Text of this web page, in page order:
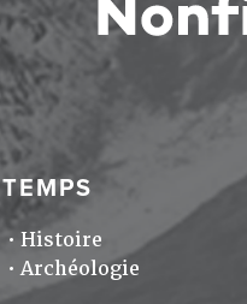
TEMPS
Histoire
Archéologie